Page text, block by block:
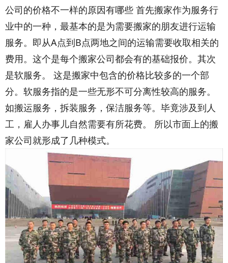
公司的价格不一样的原因有哪些 首先搬家作为服务行
业中的一种，最基本的是为需要搬家的朋友进行运输
服务。即从A点到B点两地之间的运输需要收取相关的
费用。这个是每个搬家公司都会有的基础报价。其次
是软服务。 这是搬家中包含的价格比较多的一个部
分。软服务指的是一些无形不可分离性较高的服务。
如搬运服务，拆装服务，保洁服务等。毕竟涉及到人
工，雇人办事儿自然需要有所花费。 所以市面上的搬
家公司就形成了几种模式。